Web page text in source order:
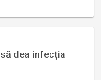
dea infecția